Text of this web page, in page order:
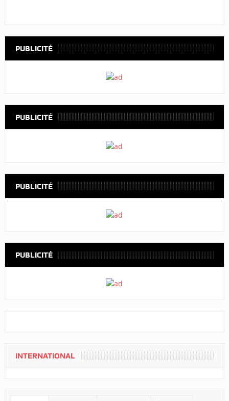
PUBLICITÉ
PUBLICITÉ
PUBLICITÉ
PUBLICITÉ
INTERNATIONAL